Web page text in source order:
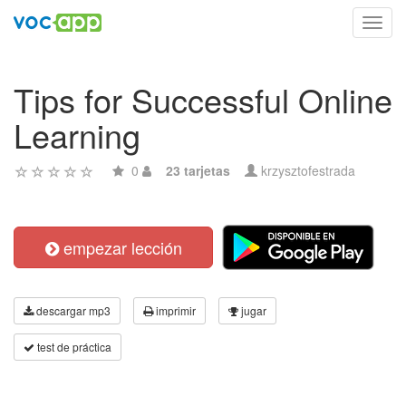
Tips for Successful Online
Learning
0 23 tarjetas krzysztofestrada
empezar lección
descargar mp3 imprimir jugar
test de práctica